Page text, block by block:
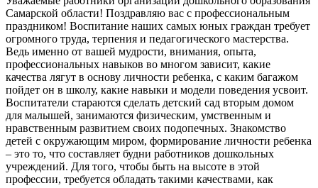
Самарской области! Поздравляю вас с профессиональным
праздником! Воспитание наших самых юных граждан требует
огромного труда, терпения и педагогического мастерства.
Ведь именно от вашей мудрости, внимания, опыта,
профессиональных навыков во многом зависит, какие
качества лягут в основу личности ребенка, с каким багажом
пойдет он в школу, какие навыки и модели поведения усвоит.
Воспитатели стараются сделать детский сад вторым домом
для малышей, занимаются физическим, умственным и
нравственным развитием своих подопечных. Знакомство
детей с окружающим миром, формирование личности ребенка
– это то, что составляет будни работников дошкольных
учреждений. Для того, чтобы быть на высоте в этой
профессии, требуется обладать такими качествами, как